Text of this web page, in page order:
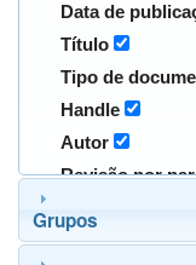
Data de
Título
Tipo de
Handle
Autor
Revisão por
Grupos